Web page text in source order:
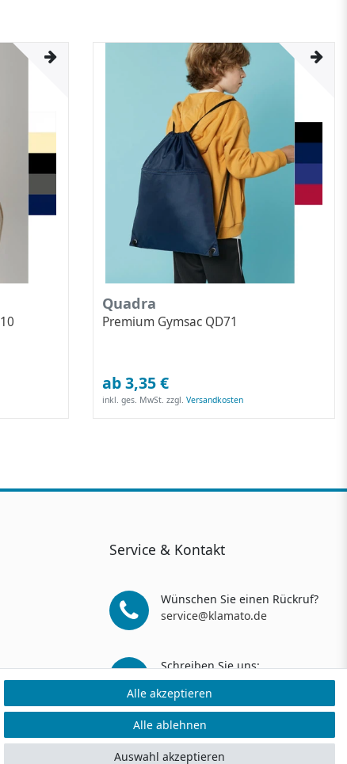
Quadra
Premium Gymsac QD71
ab 3,35 €
inkl. ges. MwSt. zzgl.Versandkosten
Service & Kontakt
Wünschen Sie einen Rückruf?
service@klamato.de
Schreiben Sie uns:
service@klamato.de
5 Verkaufs- und 3 Bewertungsplattformen
Alle akzeptieren
Alle ablehnen
Auswahl akzeptieren
Alle akzeptieren
Alle ablehnen
Auswahl akzeptieren